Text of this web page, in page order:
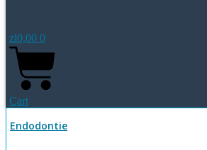
zł0,00 0
Cart
Endodontie